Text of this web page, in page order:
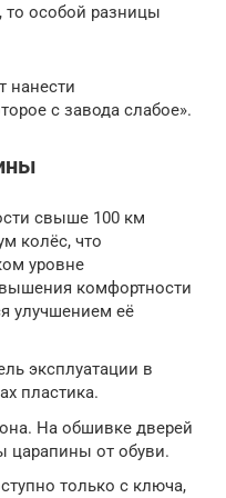
то особой разницы
нанести
с завода слабое».
свыше 100 км
колёс, что
уровне
комфортности
улучшением её
эксплуатации в
пластика.
На обшивке дверей
царапины от обуви.
только с ключа,